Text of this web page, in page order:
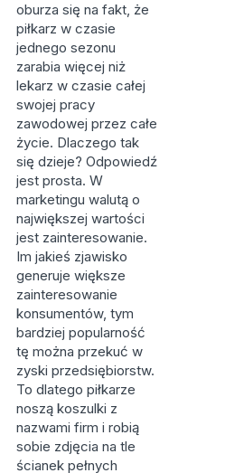
oburza się na fakt, że
piłkarz w czasie
jednego sezonu
zarabia więcej niż
lekarz w czasie całej
swojej pracy
zawodowej przez całe
życie. Dlaczego tak
się dzieje? Odpowiedź
jest prosta. W
marketingu walutą o
największej wartości
jest zainteresowanie.
Im jakieś zjawisko
generuje większe
zainteresowanie
konsumentów, tym
bardziej popularność
tę można przekuć w
zyski przedsiębiorstw.
To dlatego piłkarze
noszą koszulki z
nazwami firm i robią
sobie zdjęcia na tle
ścianek pełnych